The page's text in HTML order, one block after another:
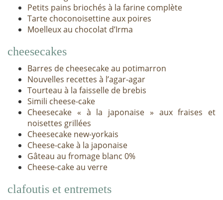
Petits pains briochés à la farine complète
Tarte choconoisettine aux poires
Moelleux au chocolat d’Irma
cheesecakes
Barres de cheesecake au potimarron
Nouvelles recettes à l’agar-agar
Tourteau à la faisselle de brebis
Simili cheese-cake
Cheesecake « à la japonaise » aux fraises et
noisettes grillées
Cheesecake new-yorkais
Cheese-cake à la japonaise
Gâteau au fromage blanc 0%
Cheese-cake au verre
clafoutis et entremets